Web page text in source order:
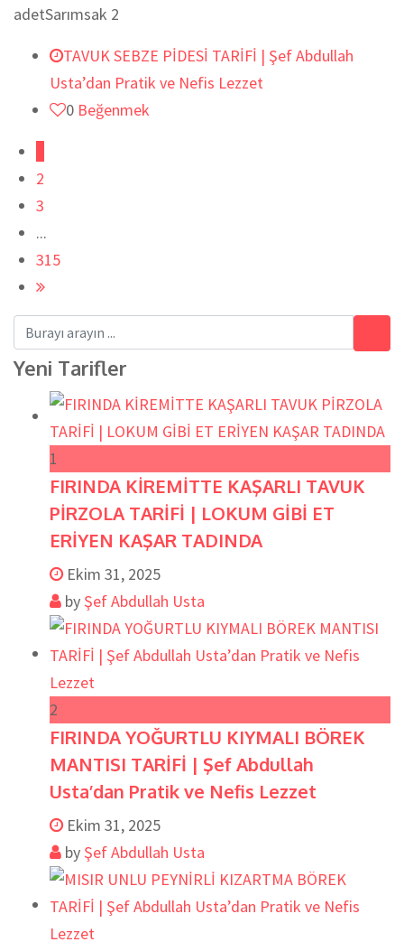
adetSarımsak 2
TAVUK SEBZE PİDESİ TARİFİ | Şef Abdullah
Usta’dan Pratik ve Nefis Lezzet
0 Beğenmek
2
3
...
315
Yeni Tarifler
1
FIRINDA KİREMİTTE KAŞARLI TAVUK
PİRZOLA TARİFİ | LOKUM GİBİ ET
ERİYEN KAŞAR TADINDA
Ekim 31, 2025
by Şef Abdullah Usta
2
FIRINDA YOĞURTLU KIYMALI BÖREK
MANTISI TARİFİ | Şef Abdullah
Usta’dan Pratik ve Nefis Lezzet
Ekim 31, 2025
by Şef Abdullah Usta